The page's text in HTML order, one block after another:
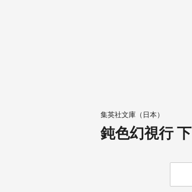
集英社文庫（日本）
鈍色幻視行 下